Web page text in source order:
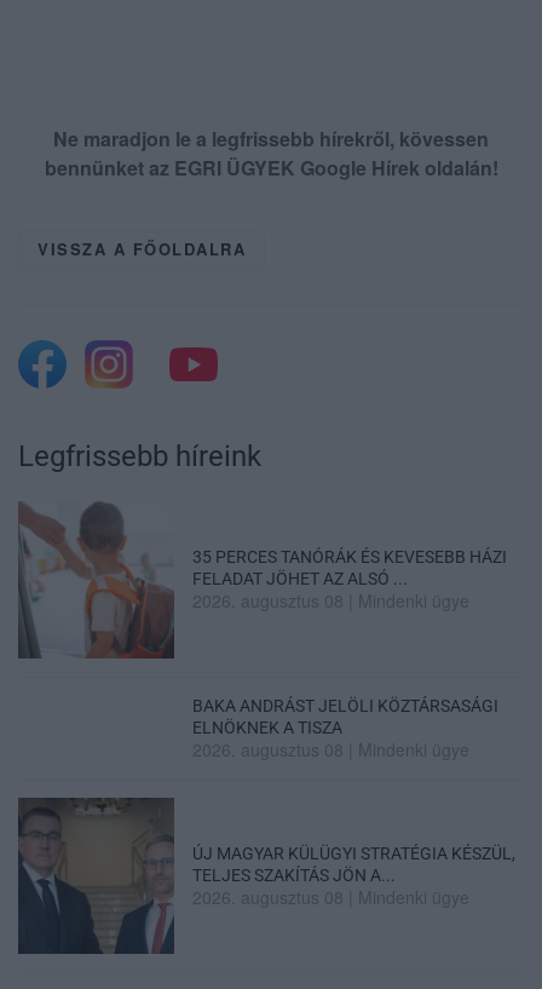
Ne maradjon le a legfrissebb hírekről, kövessen
bennünket az EGRI ÜGYEK Google Hírek oldalán!
VISSZA A FŐOLDALRA
Legfrissebb híreink
35 PERCES TANÓRÁK ÉS KEVESEBB HÁZI
FELADAT JÖHET AZ ALSÓ ...
2026. augusztus 08 Mindenki ügye
BAKA ANDRÁST JELÖLI KÖZTÁRSASÁGI
ELNÖKNEK A TISZA
2026. augusztus 08 Mindenki ügye
ÚJ MAGYAR KÜLÜGYI STRATÉGIA KÉSZÜL,
TELJES SZAKÍTÁS JÖN A...
2026. augusztus 08 Mindenki ügye